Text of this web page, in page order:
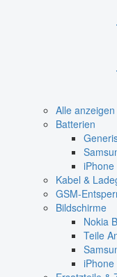
Alle
Batterien
iPhone
Kabel &
GSM-
Bildschirme
Nokia
Teile
iPhone